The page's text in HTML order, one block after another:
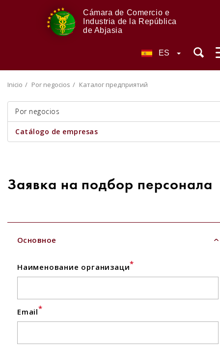
Cámara de Comercio e
Industria de la República
de Abjasia
ES
Inicio Por negocios Каталог предприятий
Por negocios
Catálogo de empresas
Заявка на подбор персонала
Основное
Наименование организаци*
Email*